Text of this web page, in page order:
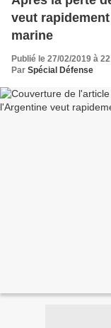
veut
marine
Publié le 27/02/2019 à
Par Spécial Défense